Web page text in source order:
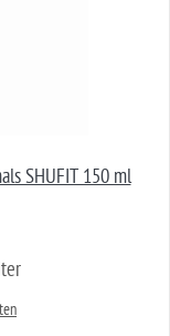
SHUFIT 150 ml